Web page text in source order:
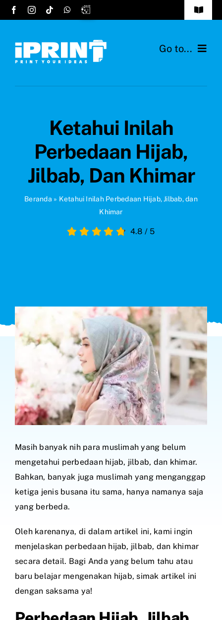
Skip
to
Toggle
FAQs
Cara Order
Go to...
Desain HijabKetahui Inilah
Perbedaan Hijab,
Jilbab, Dan Khimar
Beranda » Ketahui Inilah Perbedaan Hijab, Jilbab, dan
Khimar
4.8 / 5
Masih banyak nih para muslimah yang belum
mengetahui perbedaan hijab, jilbab, dan khimar.
Bahkan, banyak juga muslimah yang menganggap
ketiga jenis busana itu sama, hanya namanya saja
yang berbeda.
Oleh karenanya, di dalam artikel ini, kami ingin
menjelaskan perbedaan hijab, jilbab, dan khimar
secara detail. Bagi Anda yang belum tahu atau
baru belajar mengenakan hijab, simak artikel ini
dengan saksama ya!